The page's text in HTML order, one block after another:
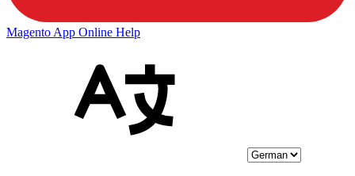
Magento App Online Help